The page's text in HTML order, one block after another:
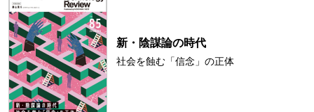
新・陰謀論の時代
社会を蝕む「信念」の正体